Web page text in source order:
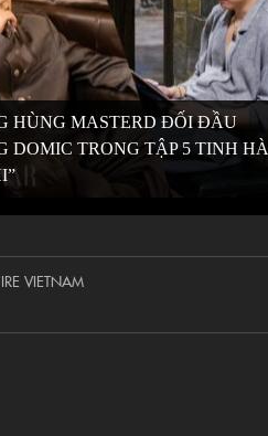
HÙNG MASTERD ĐỐI ĐẦU
DOMIC TRONG TẬP 5 TINH HÀ
VIETNAM